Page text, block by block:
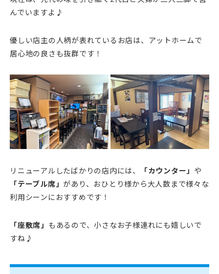
んでいますよ♪
優しい店主の人柄が表れているお店は、アットホームで
居心地の良さも抜群です！
リニューアルしたばかりの店内には、 「カウンター」 や
「テーブル席」 があり、おひとり様から大人数まで様々な
利用シーンにおすすめです！
「座敷席」 もあるので、小さなお子様連れにも嬉しいで
すね♪